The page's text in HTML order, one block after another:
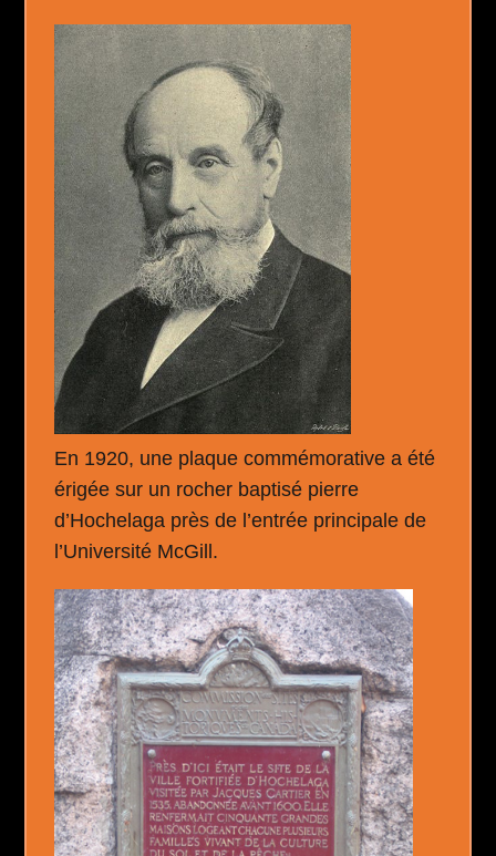
En 1920, une plaque commémorative a été
érigée sur un rocher baptisé pierre
d’Hochelaga près de l’entrée principale de
l’Université McGill.